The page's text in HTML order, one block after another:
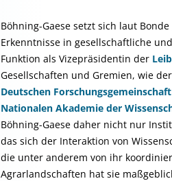
Böhning-Gaese setzt sich laut
Erkenntnisse in gesellschaftliche
Funktion als Vizepräsidentin der
Gesellschaften und Gremien, wie der
Deutschen Forschungsgemeinschaft
Nationalen Akademie der
Böhning-Gaese daher nicht nur
das sich der Interaktion von
die unter anderem von ihr
Agrarlandschaften hat sie